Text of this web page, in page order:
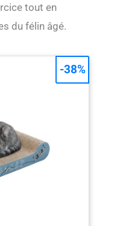
tout en
du félin âgé.
-38%